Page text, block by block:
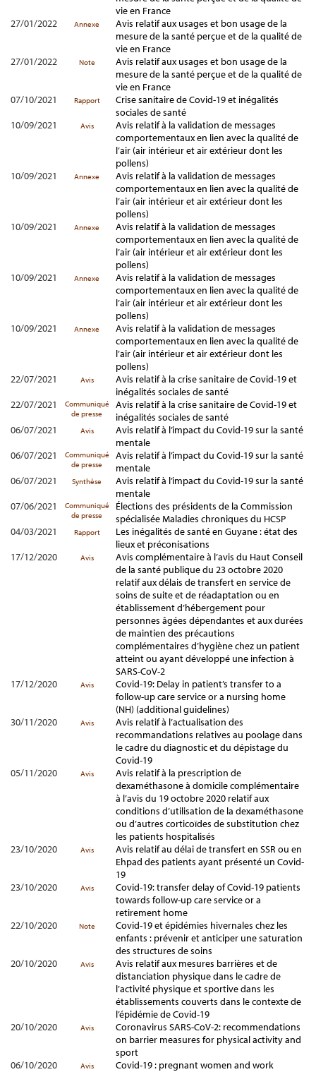
vie en France
27/01/2022
Annexe
Avis relatif aux usages et bon usage de la
mesure de la santé perçue et de la qualité de
vie en France
27/01/2022
Note
Avis relatif aux usages et bon usage de la
mesure de la santé perçue et de la qualité de
vie en France
07/10/2021
Rapport
Crise sanitaire de Covid-19 et inégalités
sociales de santé
10/09/2021
Avis
Avis relatif à la validation de messages
comportementaux en lien avec la qualité de
l’air (air intérieur et air extérieur dont les
pollens)
10/09/2021
Annexe
Avis relatif à la validation de messages
comportementaux en lien avec la qualité de
l’air (air intérieur et air extérieur dont les
pollens)
10/09/2021
Annexe
Avis relatif à la validation de messages
comportementaux en lien avec la qualité de
l’air (air intérieur et air extérieur dont les
pollens)
10/09/2021
Annexe
Avis relatif à la validation de messages
comportementaux en lien avec la qualité de
l’air (air intérieur et air extérieur dont les
pollens)
10/09/2021
Annexe
Avis relatif à la validation de messages
comportementaux en lien avec la qualité de
l’air (air intérieur et air extérieur dont les
pollens)
22/07/2021
Avis
Avis relatif à la crise sanitaire de Covid-19 et
inégalités sociales de santé
22/07/2021
Communiqué
de presse
Avis relatif à la crise sanitaire de Covid-19 et
inégalités sociales de santé
06/07/2021
Avis
Avis relatif à l’impact du Covid-19 sur la santé
mentale
06/07/2021
Communiqué
de presse
Avis relatif à l’impact du Covid-19 sur la santé
mentale
06/07/2021
Synthèse
Avis relatif à l’impact du Covid-19 sur la santé
mentale
07/06/2021
Communiqué
de presse
Élections des présidents de la Commission
spécialisée Maladies chroniques du HCSP
04/03/2021
Rapport
Les inégalités de santé en Guyane : état des
lieux et préconisations
17/12/2020
Avis
Avis complémentaire à l’avis du Haut Conseil
de la santé publique du 23 octobre 2020
relatif aux délais de transfert en service de
soins de suite et de réadaptation ou en
établissement d’hébergement pour
personnes âgées dépendantes et aux durées
de maintien des précautions
complémentaires d’hygiène chez un patient
atteint ou ayant développé une infection à
SARS-CoV-2
17/12/2020
Avis
Covid-19: Delay in patient’s transfer to a
follow-up care service or a nursing home
(NH) (additional guidelines)
30/11/2020
Avis
Avis relatif à l’actualisation des
recommandations relatives au poolage dans
le cadre du diagnostic et du dépistage du
Covid-19
05/11/2020
Avis
Avis relatif à la prescription de
dexaméthasone à domicile complémentaire
à l’avis du 19 octobre 2020 relatif aux
conditions d’utilisation de la dexaméthasone
ou d’autres corticoïdes de substitution chez
les patients hospitalisés
23/10/2020
Avis
Avis relatif au délai de transfert en SSR ou en
Ehpad des patients ayant présenté un Covid-
19
23/10/2020
Avis
Covid-19: transfer delay of Covid-19 patients
towards follow-up care service or a
retirement home
22/10/2020
Note
Covid-19 et épidémies hivernales chez les
enfants : prévenir et anticiper une saturation
des structures de soins
20/10/2020
Avis
Avis relatif aux mesures barrières et de
distanciation physique dans le cadre de
l’activité physique et sportive dans les
établissements couverts dans le contexte de
l’épidémie de Covid-19
20/10/2020
Avis
Coronavirus SARS-CoV-2: recommendations
on barrier measures for physical activity and
sport
06/10/2020
Avis
Covid-19 : pregnant women and work